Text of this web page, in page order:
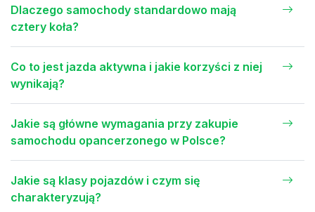
Dlaczego samochody standardowo mają
cztery koła?
Co to jest jazda aktywna i jakie korzyści z niej
wynikają?
Jakie są główne wymagania przy zakupie
samochodu opancerzonego w Polsce?
Jakie są klasy pojazdów i czym się
charakteryzują?